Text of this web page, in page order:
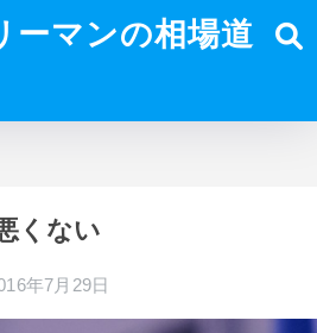
ーマンの相場道
くない
年7月29日